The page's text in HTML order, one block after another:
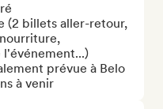
(2 billets aller-retour,
prévue à Belo
à venir